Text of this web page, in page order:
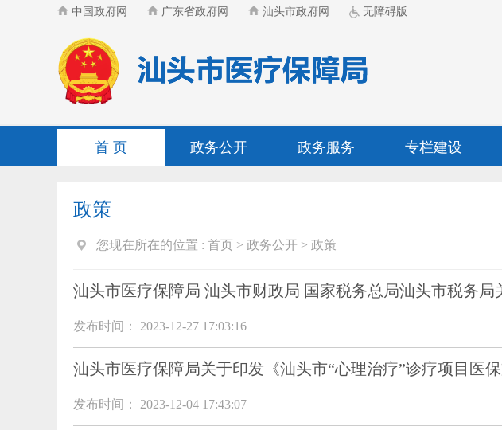
中国政府网 广东省政府网 汕头市政府网 无障碍版
首 页 政务公开 政务服务 专栏建设
政策
您现在所在的位置 : 首页 > 政务公开 > 政策
汕头市医疗保障局 汕头市财政局 国家税务总局汕头市税务
发布时间： 2023-12-27 17:03:16
汕头市医疗保障局关于印发《汕头市“心理治疗”诊疗项目医
发布时间： 2023-12-04 17:43:07